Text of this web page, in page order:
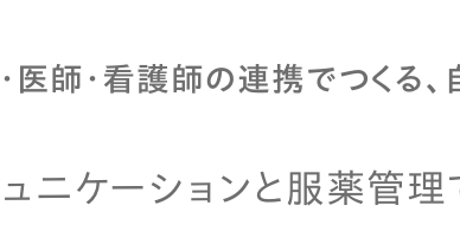
医師・看護師の連携でつくる
ニケーションと服薬管